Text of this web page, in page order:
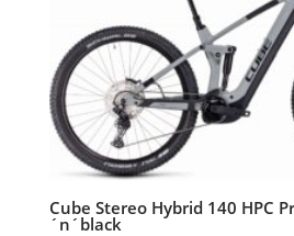
Cube Stereo Hybrid 140 HPC
´n´black